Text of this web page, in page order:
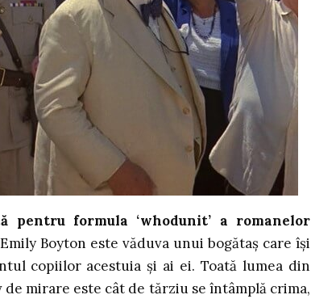
pentru formula ‘whodunit’ a romanelor
Boyton este văduva unui bogătaș care își
copiilor acestuia și ai ei. Toată lumea din
mirare este cât de tărziu se întâmplă crima,